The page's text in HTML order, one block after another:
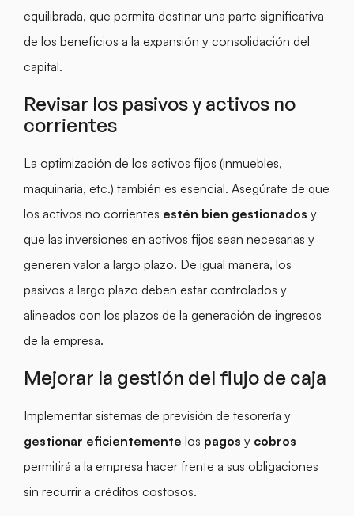
equilibrada, que permita destinar una parte significativa
de los beneficios a la expansión y consolidación del
capital.
Revisar los pasivos y activos no
corrientes
La optimización de los activos fijos (inmuebles,
maquinaria, etc.) también es esencial. Asegúrate de que
los activos no corrientes estén bien gestionados y
que las inversiones en activos fijos sean necesarias y
generen valor a largo plazo. De igual manera, los
pasivos a largo plazo deben estar controlados y
alineados con los plazos de la generación de ingresos
de la empresa.
Mejorar la gestión del flujo de caja
Implementar sistemas de previsión de tesorería y
gestionar eficientemente los pagos y cobros
permitirá a la empresa hacer frente a sus obligaciones
sin recurrir a créditos costosos.